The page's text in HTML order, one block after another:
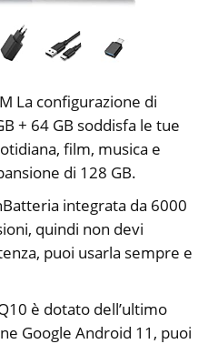
La configurazione di
+ 64 GB soddisfa le tue
film, musica e
di 128 GB.
integrata da 6000
quindi non devi
puoi usarla sempre e
è dotato dell’ultimo
Google Android 11, puoi